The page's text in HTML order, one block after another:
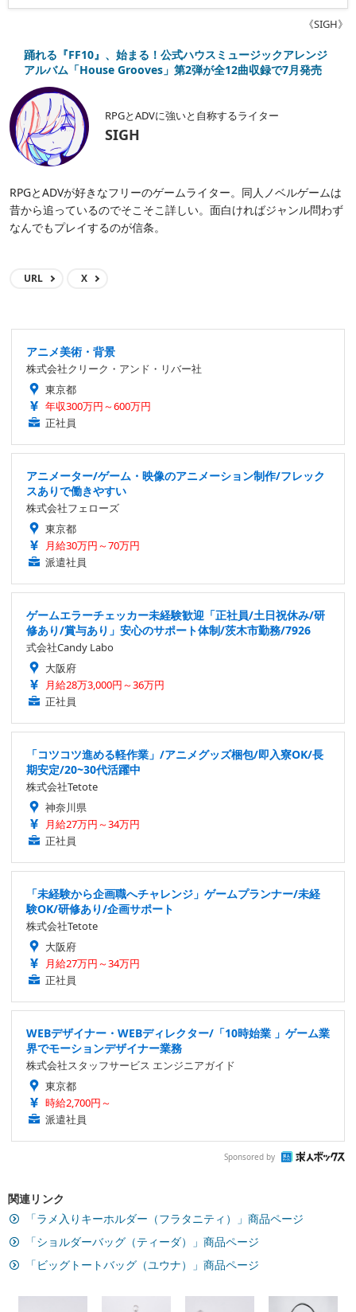
《SIGH》
踊れる『FF10』、始まる！公式ハウスミュージックアレンジ
アルバム「House Grooves」第2弾が全12曲収録で7月発売
RPGとADVに強いと自称するライター
SIGH
RPGとADVが好きなフリーのゲームライター。同人ノベルゲームは
昔から追っているのでそこそこ詳しい。面白ければジャンル問わず
なんでもプレイするのが信条。
URL X
アニメ美術・背景
株式会社クリーク・アンド・リバー社
東京都
年収300万円～600万円
正社員
アニメーター/ゲーム・映像のアニメーション制作/フレック
スありで働きやすい
株式会社フェローズ
東京都
月給30万円～70万円
派遣社員
ゲームエラーチェッカー未経験歓迎「正社員/土日祝休み/研
修あり/賞与あり」安心のサポート体制/茨木市勤務/7926
式会社Candy Labo
大阪府
月給28万3,000円～36万円
正社員
「コツコツ進める軽作業」/アニメグッズ梱包/即入寮OK/長
期安定/20~30代活躍中
株式会社Tetote
神奈川県
月給27万円～34万円
正社員
「未経験から企画職へチャレンジ」ゲームプランナー/未経
験OK/研修あり/企画サポート
株式会社Tetote
大阪府
月給27万円～34万円
正社員
WEBデザイナー・WEBディレクター/「10時始業 」ゲーム業
界でモーションデザイナー業務
株式会社スタッフサービス エンジニアガイド
東京都
時給2,700円～
派遣社員
Sponsored by
関連リンク
「ラメ入りキーホルダー（フラタニティ）」商品ページ
「ショルダーバッグ（ティーダ）」商品ページ
「ビッグトートバッグ（ユウナ）」商品ページ